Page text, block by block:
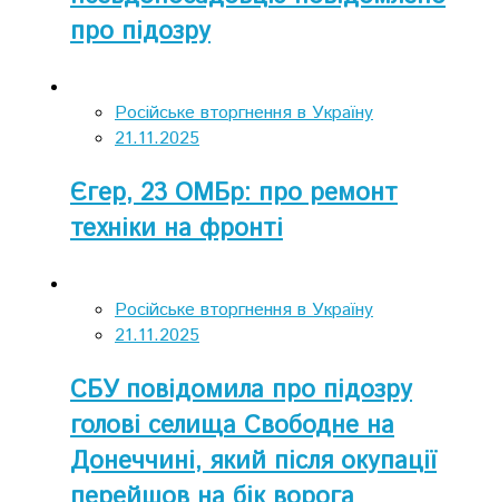
про підозру
Російське вторгнення в Україну
21.11.2025
Єгер, 23 ОМБр: про ремонт
техніки на фронті
Російське вторгнення в Україну
21.11.2025
СБУ повідомила про підозру
голові селища Свободне на
Донеччині, який після окупації